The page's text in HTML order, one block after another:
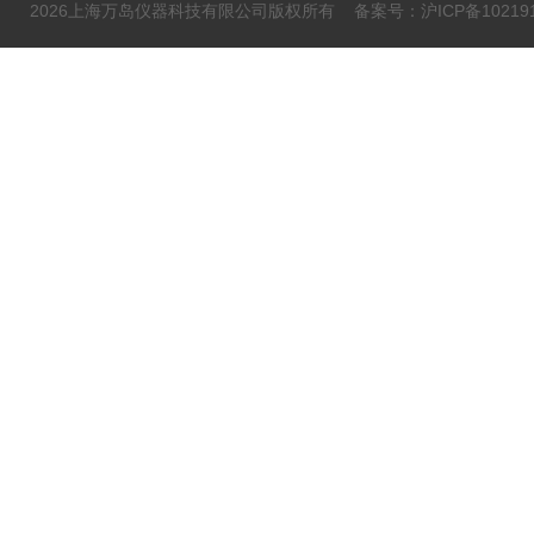
2026上海万岛仪器科技有限公司版权所有 备案号：沪ICP备